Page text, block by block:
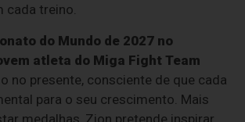
cada treino.
do Mundo de 2027 no
atleta do Miga Fight Team
no presente, consciente de que cada
para o seu crescimento. Mais
medalhas, Zion pretende inspirar